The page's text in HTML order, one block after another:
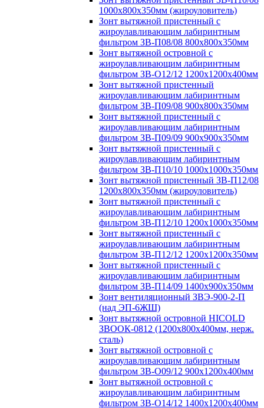
1000х800х350мм (жироуловитель)
Зонт вытяжной пристенный с
жироулавливающим лабиринтным
фильтром ЗВ-П08/08 800х800х350мм
Зонт вытяжной островной с
жироулавливающим лабиринтным
фильтром ЗВ-О12/12 1200х1200х400мм
Зонт вытяжной пристенный
жироулавливающим лабиринтным
фильтром ЗВ-П09/08 900х800х350мм
Зонт вытяжной пристенный с
жироулавливающим лабиринтным
фильтром ЗВ-П09/09 900х900х350мм
Зонт вытяжной пристенный с
жироулавливающим лабиринтным
фильтром ЗВ-П10/10 1000х1000х350мм
Зонт вытяжной пристенный ЗВ-П12/08
1200х800х350мм (жироуловитель)
Зонт вытяжной пристенный с
жироулавливающим лабиринтным
фильтром ЗВ-П12/10 1200х1000х350мм
Зонт вытяжной пристенный с
жироулавливающим лабиринтным
фильтром ЗВ-П12/12 1200х1200х350мм
Зонт вытяжной пристенный с
жироулавливающим лабиринтным
фильтром ЗВ-П14/09 1400х900х350мм
Зонт вентиляционный ЗВЭ-900-2-П
(над ЭП-6ЖШ)
Зонт вытяжной островной HICOLD
ЗВООК-0812 (1200х800x400мм, нерж.
сталь)
Зонт вытяжной островной с
жироулавливающим лабиринтным
фильтром ЗВ-О09/12 900х1200х400мм
Зонт вытяжной островной с
жироулавливающим лабиринтным
фильтром ЗВ-О14/12 1400х1200х400мм